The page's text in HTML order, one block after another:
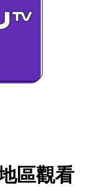
區觀看